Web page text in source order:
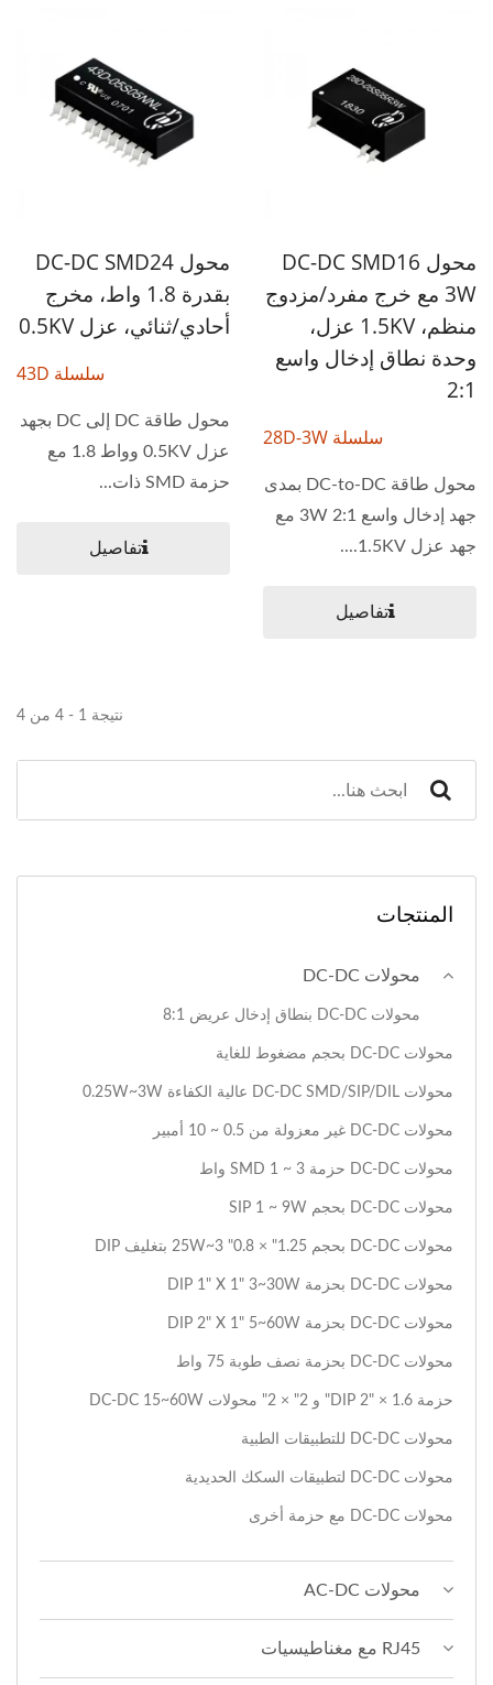
محول DC-DC SMD16
3W مع خرج مفرد/مزدوج
منظم، 1.5KV عزل،
وحدة نطاق إدخال واسع
2:1
سلسلة 28D-3W
محول طاقة DC-to-DC بمدى
جهد إدخال واسع 3W 2:1 مع
جهد عزل 1.5KV....
تفاصيل
محول DC-DC SMD24
بقدرة 1.8 واط، مخرج
أحادي/ثنائي، عزل 0.5KV
سلسلة 43D
محول طاقة DC إلى DC بجهد
عزل 0.5KV وواط 1.8 مع
حزمة SMD ذات...
تفاصيل
نتيجة 1 - 4 من 4
المنتجات
محولات DC-DC
محولات DC-DC بنطاق إدخال عريض 8:1
محولات DC-DC بحجم مضغوط للغاية
محولات DC-DC SMD/SIP/DIL عالية الكفاءة 0.25W~3W
محولات DC-DC غير معزولة من 0.5 ~ 10 أمبير
محولات DC-DC حزمة SMD 1 ~ 3 واط
محولات DC-DC بحجم SIP 1 ~ 9W
محولات DC-DC بحجم 1.25" × 0.8" 3~25W بتغليف DIP
محولات DC-DC بحزمة DIP 1" X 1" 3~30W
محولات DC-DC بحزمة DIP 2" X 1" 5~60W
محولات DC-DC بحزمة نصف طوبة 75 واط
حزمة DIP 2" × 1.6" و 2" × 2" محولات DC-DC 15~60W
محولات DC-DC للتطبيقات الطبية
محولات DC-DC لتطبيقات السكك الحديدية
محولات DC-DC مع حزمة أخرى
محولات AC-DC
RJ45 مع مغناطيسيات